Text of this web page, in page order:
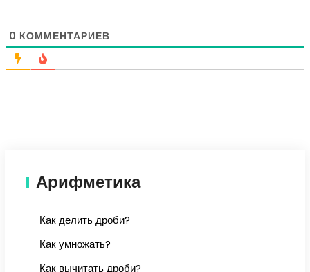
0 КОММЕНТАРИЕВ
Арифметика
Как делить дроби?
Как умножать?
Как вычитать дроби?